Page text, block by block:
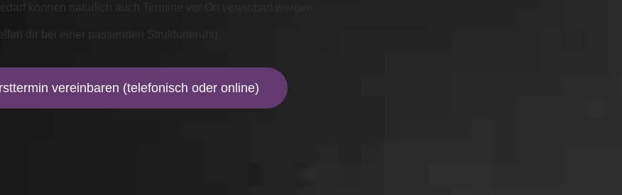
können natürlich auch Termine vor Ort vereinbart werden.
dir bei einer passenden Strukturierung.
vereinbaren (telefonisch oder online)